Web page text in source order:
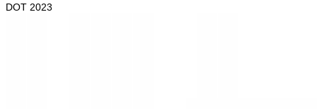
DOT 2023